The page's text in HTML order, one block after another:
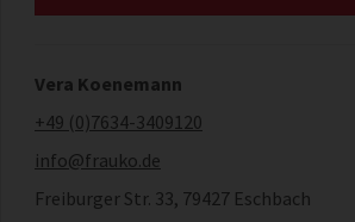
Vera Koenemann
+49 (0)7634-3409120
info@frauko.de
Freiburger Str. 33, 79427 Eschbach